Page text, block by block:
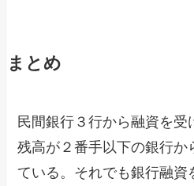
まとめ
民間銀行３行から融資を受
残高が２番手以下の銀行か
ている。それでも銀行融資